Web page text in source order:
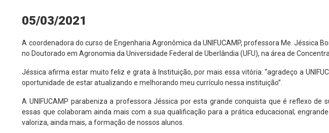
05/03/2021
A coordenadora do curso de Engenharia Agronômica da UNIFUCAMP, professora Me. Jéssica
no Doutorado em Agronomia da Universidade Federal de Uberlândia (UFU), na área de
Jéssica afirma estar muito feliz e grata à Instituição, por mais essa vitória: “agradeço a
oportunidade de estar atualizando e melhorando meu currículo nessa instituição”.
A UNIFUCAMP parabeniza a professora Jéssica por esta grande conquista que é reflexo de
essas que colaboram ainda mais com a sua qualificação para a prática educacional;
valoriza, ainda mais, a formação de nossos alunos.